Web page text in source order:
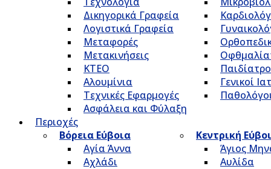
Δικηγορικά Γραφεία
Λογιστικά Γραφεία
Μεταφορές
Μετακινήσεις
ΚΤΕΟ
Αλουμίνια
Τεχνικές Εφαρμογές
Ασφάλεια και Φύλαξη
Γενικοί
Περιοχές
Βόρεια Εύβοια
Αγία Άννα
Αχλάδι
Κεντρική
Άγιος
Αυλίδα